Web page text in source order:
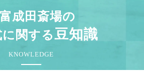
成田斎場の
関する豆知識
KNOWLEDGE